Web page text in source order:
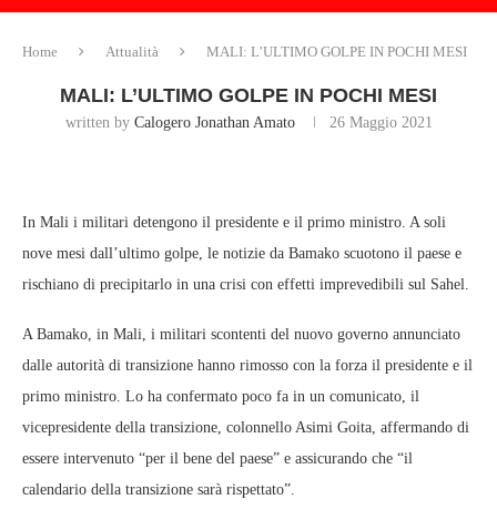
Home Attualità MALI: L’ULTIMO GOLPE IN POCHI MESI
MALI: L’ULTIMO GOLPE IN POCHI MESI
written by Calogero Jonathan Amato 26 Maggio 2021
In Mali i militari detengono il presidente e il primo ministro. A soli
nove mesi dall’ultimo golpe, le notizie da Bamako scuotono il paese e
rischiano di precipitarlo in una crisi con effetti imprevedibili sul Sahel.
A Bamako, in Mali, i militari scontenti del nuovo governo annunciato
dalle autorità di transizione hanno rimosso con la forza il presidente e il
primo ministro. Lo ha confermato poco fa in un comunicato, il
vicepresidente della transizione, colonnello Asimi Goita, affermando di
essere intervenuto “per il bene del paese” e assicurando che “il
calendario della transizione sarà rispettato”.